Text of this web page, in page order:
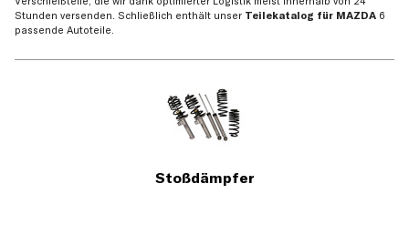
Stunden versenden. Schließlich enthält unser Teilekatalog für MAZDA 6
passende Autoteile.
Stoßdämpfer